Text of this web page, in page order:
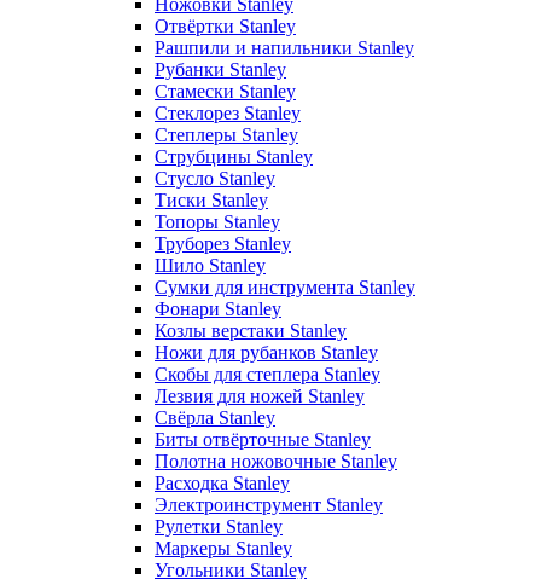
Ножовки Stanley
Отвёртки Stanley
Рашпили и напильники Stanley
Рубанки Stanley
Стамески Stanley
Стеклорез Stanley
Степлеры Stanley
Струбцины Stanley
Стусло Stanley
Тиски Stanley
Топоры Stanley
Труборез Stanley
Шило Stanley
Сумки для инструмента Stanley
Фонари Stanley
Козлы верстаки Stanley
Ножи для рубанков Stanley
Скобы для степлера Stanley
Лезвия для ножей Stanley
Свёрла Stanley
Биты отвёрточные Stanley
Полотна ножовочные Stanley
Расходка Stanley
Электроинструмент Stanley
Рулетки Stanley
Маркеры Stanley
Угольники Stanley